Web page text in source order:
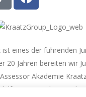
eines der führenden
20 Jahren bereiten wir
Akademie
von Einzelunterricht